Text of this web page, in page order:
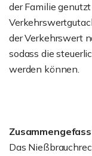
der Familie
der Verkehrswert
sodass die
werden können.
Das